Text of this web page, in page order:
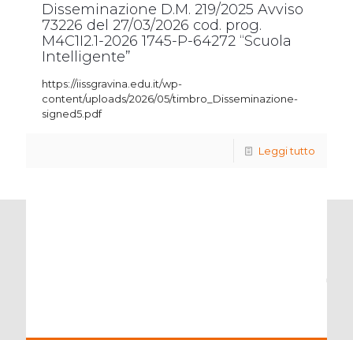
Disseminazione D.M. 219/2025 Avviso
73226 del 27/03/2026 cod. prog.
M4C1I2.1-2026 1745-P-64272 “Scuola
Intelligente”
https://iissgravina.edu.it/wp-
content/uploads/2026/05/timbro_Disseminazione-
signed5.pdf
Leggi tutto